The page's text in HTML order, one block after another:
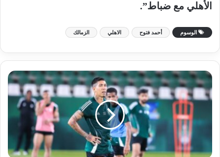
الأهلي مع ضباط”.
الوسوم أحمد فتوح الاهلي الزمالك